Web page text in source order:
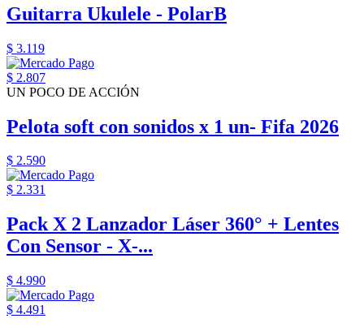
Guitarra Ukulele - PolarB
$ 3.119
$ 2.807
UN POCO DE ACCIÓN
Pelota soft con sonidos x 1 un- Fifa 2026
$ 2.590
$ 2.331
Pack X 2 Lanzador Láser 360° + Lentes
Con Sensor - X-...
$ 4.990
$ 4.491